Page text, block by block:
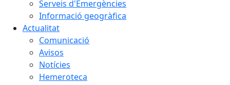
Serveis d'Emergències
Informació geogràfica
Actualitat
Comunicació
Avisos
Notícies
Hemeroteca